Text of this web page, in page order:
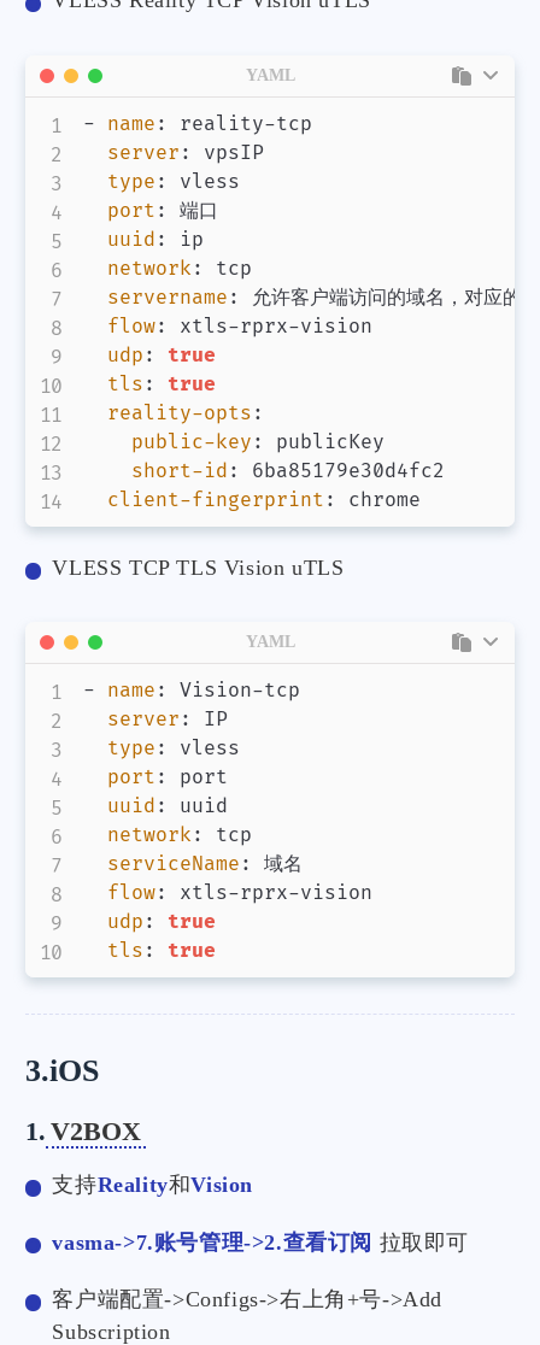
- name : reality-tcp
server :
vpsIP
type :
vless
port :
端口
uuid :
ip
network :
tcp
servername :
允许客户端访问的域名，对应
flow: xtls-rprx-vision
udp :
true
tls :
true
reality-opts :
public-key :
publicKey
short-id :
6ba85179e30d4fc2
client-fingerprint : chrome
YAML
VLESS TCP TLS Vision uTLS
- name : Vision-tcp
server :
IP
type :
vless
port :
port
uuid :
uuid
network :
tcp
serviceName :
域名
flow: xtls-rprx-vision
udp :
true
tls : true
YAML
3.iOS
1. V2BOX
支持Reality和Vision
vasma->7.账号管理->2.查看订阅 拉取即可
客户端配置->Configs->右上角+号->Add
Subscription